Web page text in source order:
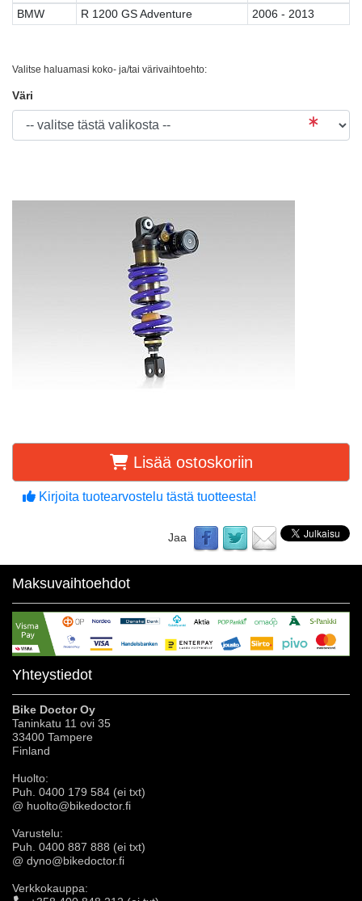
BMW
R 1200 GS Adventure 2006 - 2013
Valitse haluamasi koko- ja/tai värivaihtoehto:
Väri
Lisää ostoskoriin
Kirjoita tuotearvostelu tästä tuotteesta!
Jaa
Maksuvaihtoehdot
Yhteystiedot
Bike Doctor Oy
Taninkatu 11 ovi 35
33400 Tampere
Finland
Huolto:
Puh. 0400 179 584 (ei txt)
@ huolto@bikedoctor.fi
Varustelu:
Puh. 0400 887 888 (ei txt)
@ dyno@bikedoctor.fi
Verkkokauppa: